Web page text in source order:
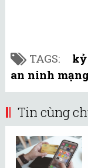
TAGS:
an ninh mạng
Tin cùng